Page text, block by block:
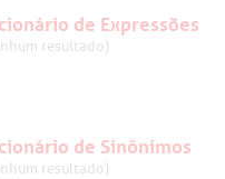
de Expressões
resultado)
de Sinônimos
resultado)